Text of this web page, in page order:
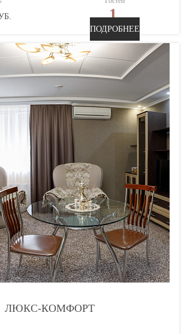
1
ПОДРОБНЕЕ
ЛЮКС-КОМФОРТ